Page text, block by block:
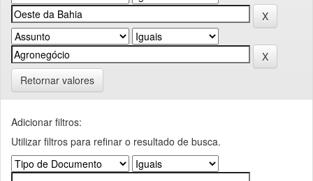
Retornar valores
Adicionar filtros:
Utilizar filtros para refinar o resultado de busca.